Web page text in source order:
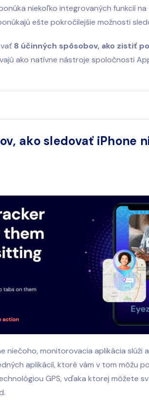
niekoľko integrovaných funkcií na
ešte pokročilejšie možnosti
8 účinných spôsobov, ako zistiť
ako natívne nástroje spoločnosti
ako sledovať iPhone
niečoho, monitorovacia aplikácia slúži
aplikácií, ktoré vám v tom môžu
GPS, vďaka ktorej môžete